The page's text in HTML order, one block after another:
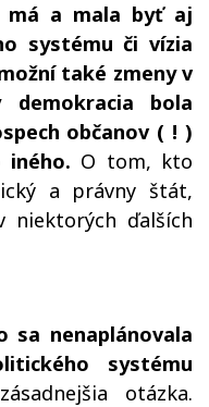
má a mala byť aj
systému či vízia
také zmeny v
demokracia bola
občanov ( ! )
iného. O tom, kto
a právny štát,
niektorých ďalších
sa nenaplánovala
systému
otázka.